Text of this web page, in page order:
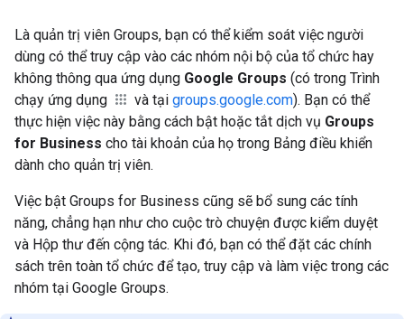
Là quản trị viên Groups, bạn có thể kiểm soát việc người
dùng có thể truy cập vào các nhóm nội bộ của tổ chức hay
không thông qua ứng dụng Google Groups (có trong Trình
chạy ứng dụng
và tại groups.google.com). Bạn có thể
thực hiện việc này bằng cách bật hoặc tắt dịch vụ Groups
for Business cho tài khoản của họ trong Bảng điều khiển
dành cho quản trị viên.
Việc bật Groups for Business cũng sẽ bổ sung các tính
năng, chẳng hạn như cho cuộc trò chuyện được kiểm duyệt
và Hộp thư đến cộng tác. Khi đó, bạn có thể đặt các chính
sách trên toàn tổ chức để tạo, truy cập và làm việc trong các
nhóm tại Google Groups.